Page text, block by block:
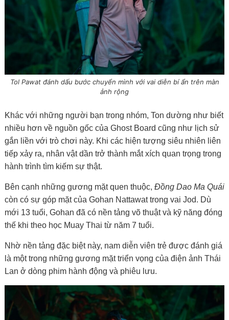
Tol Pawat đánh dấu bước chuyển mình với vai diễn bí ẩn trên màn
ảnh rộng
Khác với những người bạn trong nhóm, Ton dường như biết
nhiều hơn về nguồn gốc của Ghost Board cũng như lịch sử
gắn liền với trò chơi này. Khi các hiện tượng siêu nhiên liên
tiếp xảy ra, nhân vật dần trở thành mắt xích quan trọng trong
hành trình tìm kiếm sự thật.
Bên cạnh những gương mặt quen thuộc, Đồng Dao Ma Quái
còn có sự góp mặt của Gohan Nattawat trong vai Jod. Dù
mới 13 tuổi, Gohan đã có nền tảng võ thuật và kỹ năng đóng
thế khi theo học Muay Thai từ năm 7 tuổi.
Nhờ nền tảng đặc biệt này, nam diễn viên trẻ được đánh giá
là một trong những gương mặt triển vọng của điện ảnh Thái
Lan ở dòng phim hành động và phiêu lưu.